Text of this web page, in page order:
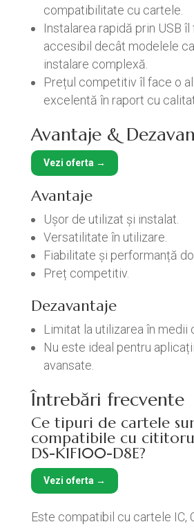
compatibilitate cu cartele.
Instalarea rapidă prin USB
accesibil decât modelele
instalare complexă.
Prețul competitiv îl face o
excelentă în raport cu
Avantaje &
Vezi oferta →
Avantaje
Ușor de utilizat și instalat.
Versatilitate în utilizare.
Fiabilitate și performanță
Preț competitiv.
Dezavantaje
Limitat la utilizarea în medii
Nu este ideal pentru
avansate.
Întrebări frecvente
Ce tipuri de cartele
compatibile cu
DS-K1F100-D8E?
Vezi oferta →
Este compatibil cu cartele IC,